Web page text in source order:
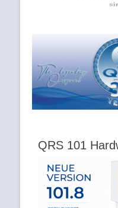
QRS 101